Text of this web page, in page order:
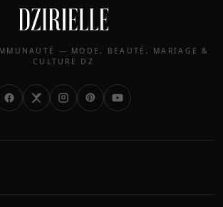
— MODE, BEAUTÉ, MARIAGE &
CULTURE DZ